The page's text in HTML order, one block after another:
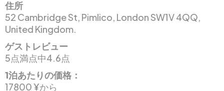
住所
52 Cambridge St, Pimlico, London SW1V 4QQ,
United Kingdom.
ゲストレビュー
5点満点中4.6点
1泊あたりの価格：
17800 ¥から